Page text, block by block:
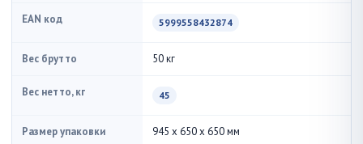
EAN код 5999558432874
Вес брутто 50 кг
Вес нетто, кг 45
Размер упаковки 945 x 650 x 650 мм